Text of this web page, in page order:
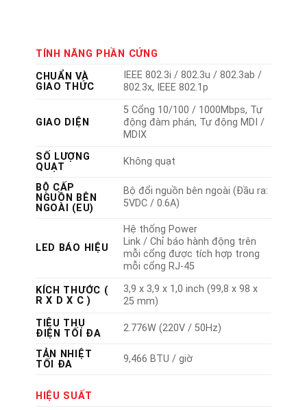
TÍNH NĂNG PHẦN CỨNG
CHUẨN VÀ
GIAO THỨC
IEEE 802.3i / 802.3u / 802.3ab /
802.3x, IEEE 802.1p
GIAO DIỆN
5 Cổng 10/100 / 1000Mbps, Tự
động đàm phán, Tự động MDI /
MDIX
SỐ LƯỢNG
QUẠT
Không quạt
BỘ CẤP
NGUỒN BÊN
NGOÀI (EU)
Bộ đổi nguồn bên ngoài (Đầu ra:
5VDC / 0.6A)
LED BÁO HIỆU
Hệ thống Power
Link / Chỉ báo hành động trên
mỗi cổng được tích hợp trong
mỗi cổng RJ-45
KÍCH THƯỚC (
R X D X C )
3,9 x 3,9 x 1,0 inch (99,8 x 98 x
25 mm)
TIÊU THỤ
ĐIỆN TỐI ĐA
2.776W (220V / 50Hz)
TẢN NHIỆT
TỐI ĐA
9,466 BTU / giờ
HIỆU SUẤT